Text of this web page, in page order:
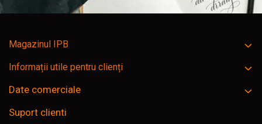
Magazinul IPB
Informații utile pentru clienți
Date comerciale
Suport clienti